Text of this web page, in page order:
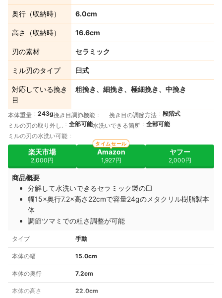
奥行（収納時） 6.0cm
高さ（収納時） 16.6cm
刃の素材 セラミック
ミル刃のタイプ 臼式
対応している挽き
目
粗挽き、細挽き、極細挽き、中挽き
本体重量 243g挽き目調節機能 挽き目の調節方法
段階式
ミルの刃の取り外し.
全部可能水洗いできる箇所
全部可能
ミルの刃の水洗い可能
楽天市場
2,000円
Amazon
1,927円
タイムセール
ヤフー
2,000円
商品概要
分解して水洗いできるセラミック製の臼
幅15×奥行7.2×高さ22cmで容量24gのメタクリル樹脂製本
体
調節ツマミでの粗さ調整が可能
タイプ 手動
本体の幅 15.0cm
本体の奥行 7.2cm
本体の高さ 22.0cm